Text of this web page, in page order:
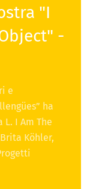
"I
-
e
ha
I Am The
Köhler,